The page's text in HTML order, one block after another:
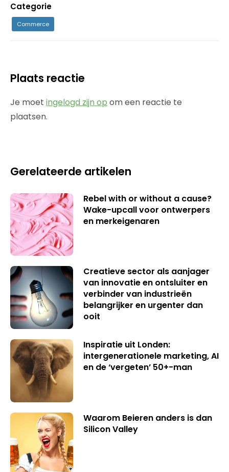
Categorie
Commerce
Plaats reactie
Je moet ingelogd zijn op om een reactie te
plaatsen.
Gerelateerde artikelen
Rebel with or without a cause?
Wake-upcall voor ontwerpers
en merkeigenaren
Creatieve sector als aanjager
van innovatie en ontsluiter en
verbinder van industrieën
belangrijker en urgenter dan
ooit
Inspiratie uit Londen:
intergenerationele marketing, AI
en de ‘vergeten’ 50+-man
Waarom Beieren anders is dan
Silicon Valley